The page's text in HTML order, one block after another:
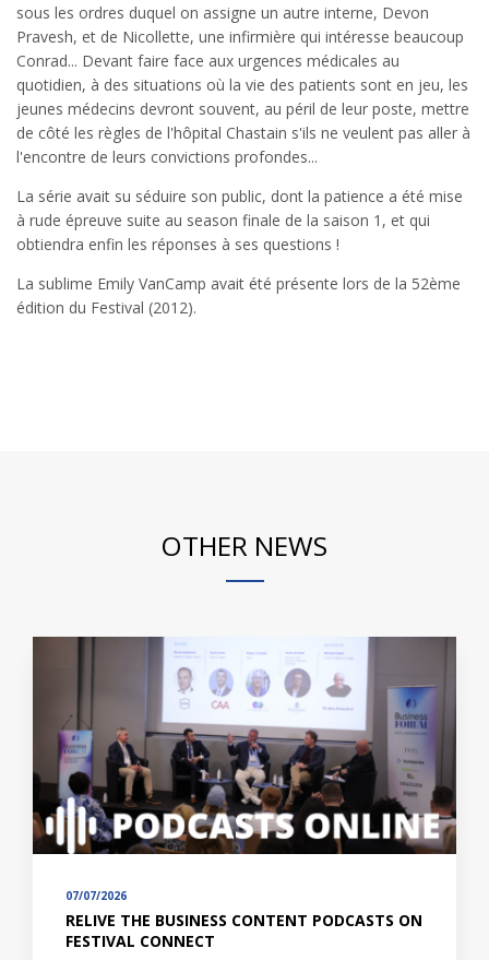
sous les ordres duquel on assigne un autre interne, Devon
Pravesh, et de Nicollette, une infirmière qui intéresse beaucoup
Conrad... Devant faire face aux urgences médicales au
quotidien, à des situations où la vie des patients sont en jeu, les
jeunes médecins devront souvent, au péril de leur poste, mettre
de côté les règles de l'hôpital Chastain s'ils ne veulent pas aller à
l'encontre de leurs convictions profondes...
La série avait su séduire son public, dont la patience a été mise
à rude épreuve suite au season finale de la saison 1, et qui
obtiendra enfin les réponses à ses questions !
La sublime Emily VanCamp avait été présente lors de la 52ème
édition du Festival (2012).
OTHER NEWS
07/07/2026
RELIVE THE BUSINESS CONTENT PODCASTS ON
FESTIVAL CONNECT